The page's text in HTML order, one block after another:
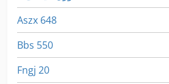
Aszx 648
Bbs 550
Fngj 20